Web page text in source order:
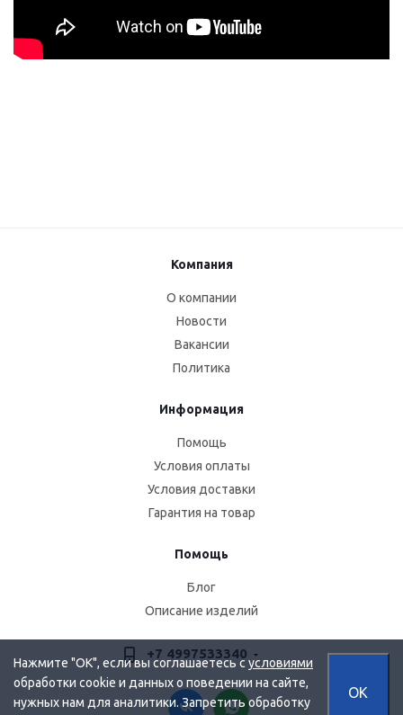
Компания
О компании
Новости
Вакансии
Политика
Информация
Помощь
Условия оплаты
Условия доставки
Гарантия на товар
Помощь
Блог
Описание изделий
+7 4997533340
Нажмите "OK", если вы соглашаетесь сусловиями
обработки cookie и данных о поведении на сайте,
нужных нам для аналитики. Запретить обработку
OK